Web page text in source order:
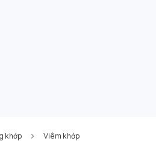
khớp Viêm khớp